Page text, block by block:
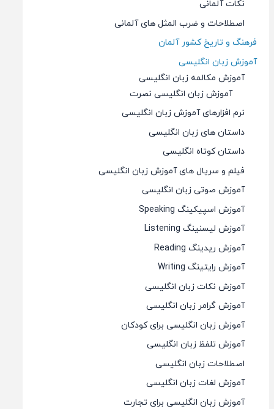
نکات آلمانی
اصطلاحات و ضرب المثل های آلمانی
فرهنگ و تاریخ کشور آلمان
آموزش زبان انگلیسی
آموزش مکالمه زبان انگلیسی
آموزش زبان انگلیسی نصرت
نرم افزارهای آموزش زبان انگلیسی
داستان های زبان انگلیسی
داستان کوتاه انگلیسی
فیلم و سریال های آموزش زبان انگلیسی
آموزش صوتی زبان انگلیسی
آموزش اسپیکینگ Speaking
آموزش لیسنینگ Listening
آموزش ریدینگ Reading
آموزش رایتینگ Writing
آموزش نکات زبان انگلیسی
آموزش گرامر زبان انگلیسی
آموزش زبان انگلیسی برای کودکان
آموزش تلفظ زبان انگلیسی
اصطلاحات زبان انگلیسی
آموزش لغات زبان انگلیسی
آموزش زبان انگلیسی برای تجارت